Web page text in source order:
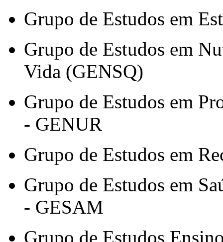
Grupo de Estudos em
Grupo de Estudos em
Vida (GENSQ)
Grupo de Estudos em
- GENUR
Grupo de Estudos em
Grupo de Estudos em
- GESAM
Grupo de Estudos